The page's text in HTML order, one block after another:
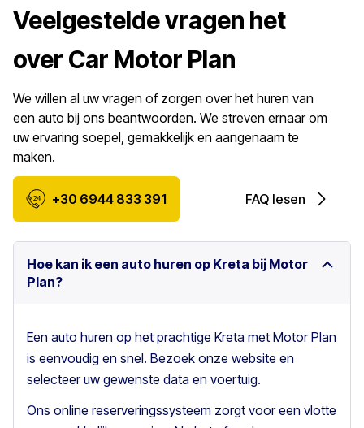
Veelgestelde vragen het
over Car Motor Plan
We willen al uw vragen of zorgen over het huren van
een auto bij ons beantwoorden. We streven ernaar om
uw ervaring soepel, gemakkelijk en aangenaam te
maken.
+30 6944 833 391 FAQ lesen
Hoe kan ik een auto huren op Kreta bij Motor
Plan?
Een auto huren op het prachtige Kreta met Motor Plan
is eenvoudig en snel. Bezoek onze website en
selecteer uw gewenste data en voertuig.
Ons online reserveringssysteem zorgt voor een vlotte